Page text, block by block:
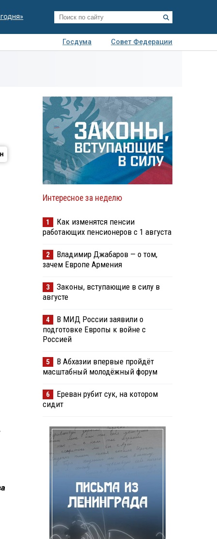
Госдума
Совет Федерации
Интересное за неделю
1
Как изменятся пенсии
работающих пенсионеров с 1 августа
2
Владимир Джабаров — о том,
зачем Европе Армения
3
Законы, вступающие в силу в
августе
4
В МИД России заявили о
подготовке Европы к войне с
Россией
5
В Абхазии впервые пройдёт
масштабный молодёжный форум
6
Ереван рубит сук, на котором
сидит